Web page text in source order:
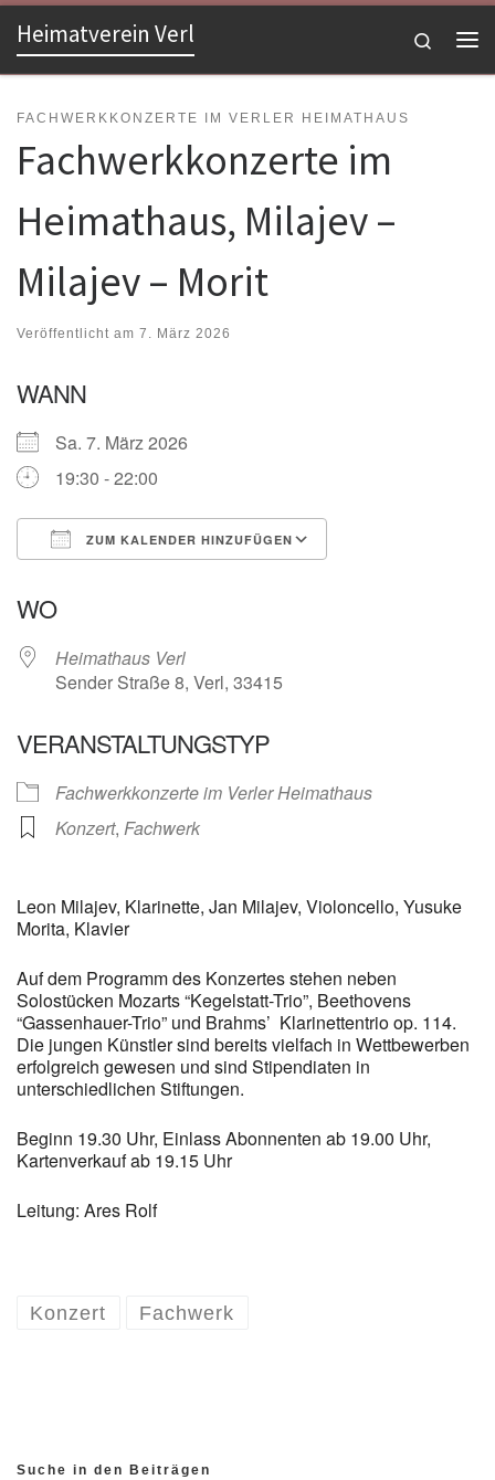
Zum Inhalt springen
Heimatverein Verl
Search
FACHWERKKONZERTE IM VERLER HEIMATHAUS
Fachwerkkonzerte im
Heimathaus, Milajev –
Milajev – Morit
Veröffentlicht am 7. März 2026
WANN
Sa. 7. März 2026
19:30 - 22:00
ZUM KALENDER HINZUFÜGEN
WO
Heimathaus Verl
Sender Straße 8, Verl, 33415
VERANSTALTUNGSTYP
Fachwerkkonzerte im Verler Heimathaus
Konzert, Fachwerk
Leon Milajev, Klarinette, Jan Milajev, Violoncello, Yusuke
Morita, Klavier
Auf dem Programm des Konzertes stehen neben
Solostücken Mozarts “Kegelstatt-Trio”, Beethovens
“Gassenhauer-Trio” und Brahms’ Klarinettentrio op. 114.
Die jungen Künstler sind bereits vielfach in Wettbewerben
erfolgreich gewesen und sind Stipendiaten in
unterschiedlichen Stiftungen.
Beginn 19.30 Uhr, Einlass Abonnenten ab 19.00 Uhr,
Kartenverkauf ab 19.15 Uhr
Leitung: Ares Rolf
Konzert Fachwerk
Suche in den Beiträgen